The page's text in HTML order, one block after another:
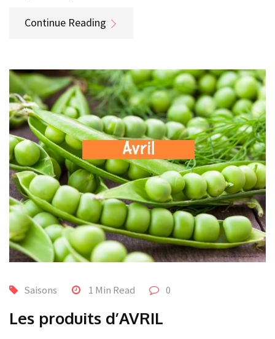
Continue Reading
Saisons 1 Min Read 0
Les produits d’AVRIL